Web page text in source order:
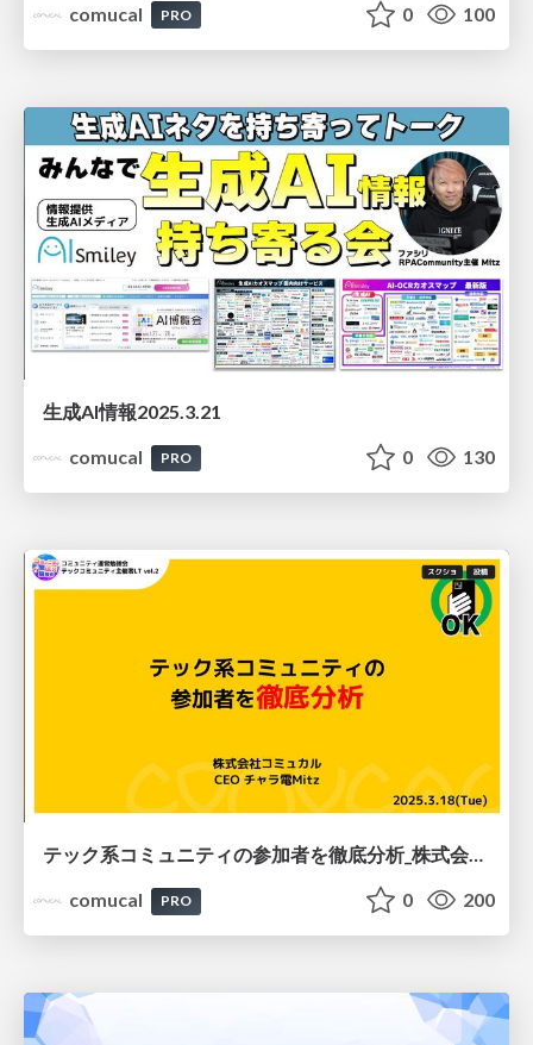
comucal
PRO 0 100
生成AI情報2025.3.21
comucal
PRO 0 130
テック系コミュニティの参加者を徹底分析_株式会社コミュカル Mitz
comucal
PRO 0 200